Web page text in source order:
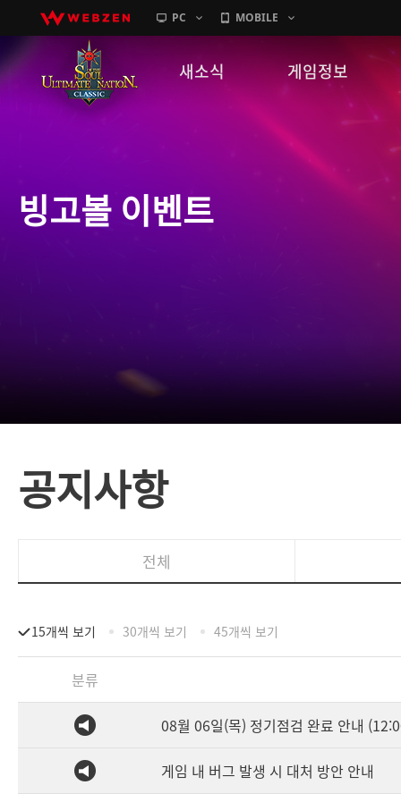
PC MOBILE
새소식
GM노트
게임정보
캐릭터소개
빙고볼 이벤트
공지사항
전체
15개씩 보기 30개씩 보기 45개씩 보기
분류
08월 06일(목) 정기점검 완료 안내
게임 내 버그 발생 시 대처 방안 안내